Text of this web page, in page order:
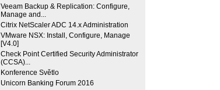
Veeam Backup & Replication: Configure,
Manage and...
Citrix NetScaler ADC 14.x Administration
VMware NSX: Install, Configure, Manage
[V4.0]
Check Point Certified Security Administrator
(CCSA)...
Konference Světlo
Unicorn Banking Forum 2016